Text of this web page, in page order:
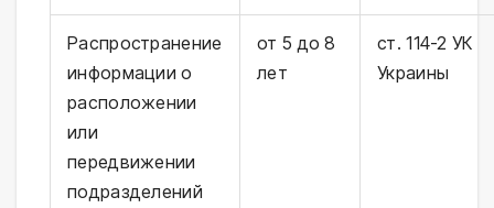
Распространение
информации о
расположении
или
передвижении
подразделений
от 5 до 8
лет
ст. 114-2 УК
Украины